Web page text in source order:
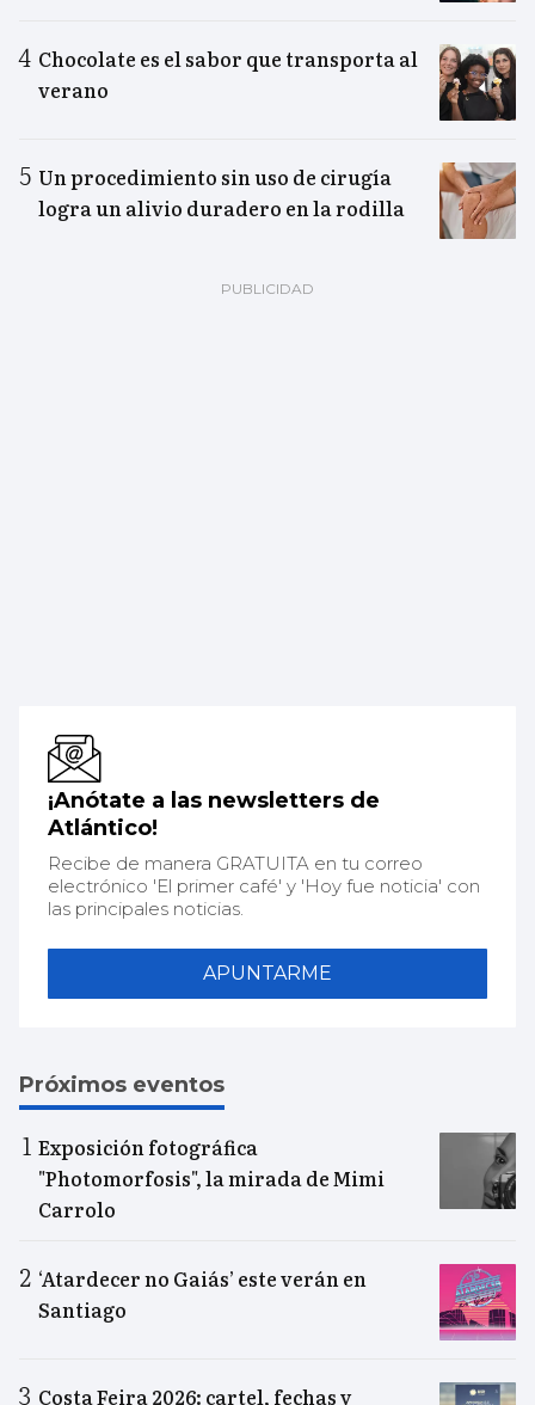
Chocolate es el sabor que transporta al
verano
Un procedimiento sin uso de cirugía
logra un alivio duradero en la rodilla
¡Anótate a las newsletters de
Atlántico!
Recibe de manera GRATUITA en tu correo
electrónico 'El primer café' y 'Hoy fue noticia' con
las principales noticias.
APUNTARME
Próximos eventos
Exposición fotográfica
"Photomorfosis", la mirada de Mimi
Carrolo
‘Atardecer no Gaiás’ este verán en
Santiago
Costa Feira 2026: cartel, fechas y